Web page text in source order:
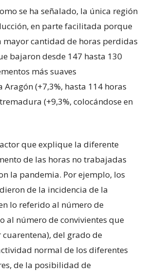
se ha señalado, la única región
en parte facilitada porque
mayor cantidad de horas perdidas
bajaron desde 147 hasta 130
más suaves
(+7,3%, hasta 114 horas
(+9,3%, colocándose en
que explique la diferente
de las horas no trabajadas
la pandemia. Por ejemplo, los
de la incidencia de la
lo referido al número de
al número de convivientes que
del grado de
normal de los diferentes
de la posibilidad de